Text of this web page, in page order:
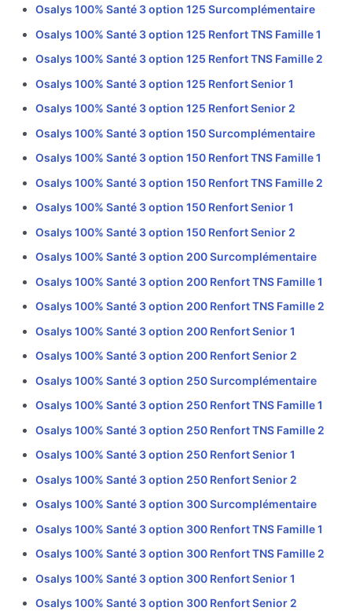
Osalys 100% Santé 3 option 125 Surcomplémentaire
Osalys 100% Santé 3 option 125 Renfort TNS Famille 1
Osalys 100% Santé 3 option 125 Renfort TNS Famille 2
Osalys 100% Santé 3 option 125 Renfort Senior 1
Osalys 100% Santé 3 option 125 Renfort Senior 2
Osalys 100% Santé 3 option 150 Surcomplémentaire
Osalys 100% Santé 3 option 150 Renfort TNS Famille 1
Osalys 100% Santé 3 option 150 Renfort TNS Famille 2
Osalys 100% Santé 3 option 150 Renfort Senior 1
Osalys 100% Santé 3 option 150 Renfort Senior 2
Osalys 100% Santé 3 option 200 Surcomplémentaire
Osalys 100% Santé 3 option 200 Renfort TNS Famille 1
Osalys 100% Santé 3 option 200 Renfort TNS Famille 2
Osalys 100% Santé 3 option 200 Renfort Senior 1
Osalys 100% Santé 3 option 200 Renfort Senior 2
Osalys 100% Santé 3 option 250 Surcomplémentaire
Osalys 100% Santé 3 option 250 Renfort TNS Famille 1
Osalys 100% Santé 3 option 250 Renfort TNS Famille 2
Osalys 100% Santé 3 option 250 Renfort Senior 1
Osalys 100% Santé 3 option 250 Renfort Senior 2
Osalys 100% Santé 3 option 300 Surcomplémentaire
Osalys 100% Santé 3 option 300 Renfort TNS Famille 1
Osalys 100% Santé 3 option 300 Renfort TNS Famille 2
Osalys 100% Santé 3 option 300 Renfort Senior 1
Osalys 100% Santé 3 option 300 Renfort Senior 2